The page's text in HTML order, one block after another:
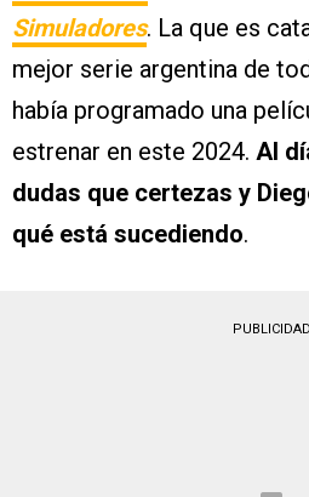
Simuladores. La que es
mejor serie argentina de
había programado una
estrenar en este 2024. Al
dudas que certezas y
qué está sucediendo.
PUBLICIDAD